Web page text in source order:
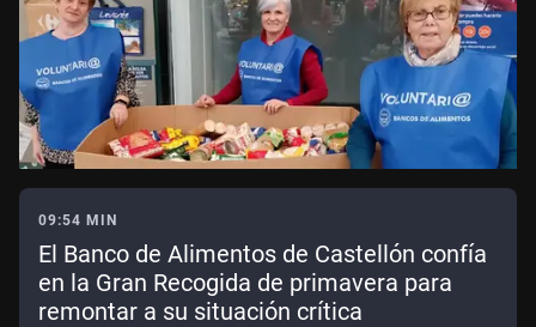
09:54 MIN
El Banco de Alimentos de Castellón confía
en la Gran Recogida de primavera para
remontar a su situación crítica